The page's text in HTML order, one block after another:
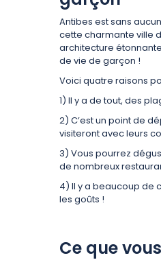
Antibes est sans
cette charmante ville
architecture
de vie de garçon !
Voici quatre raisons
1) Il y a de tout, des
2) C’est un point de
visiteront avec leurs
3) Vous pourrez
de nombreux
4) Il y a beaucoup de
les goûts !
Ce que